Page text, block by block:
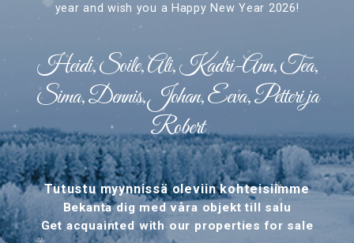
year and wish you a Happy New Year 2026!
Heidi, Soile, Ali, Kadri-Ann, Tea,
Sima, Dennis, Johan, Eeva, Petteri ja
Robert
Tutustu myynnissä oleviin kohteisiimme
Bekanta dig med våra objekt till salu
Get acquainted with our properties for sale